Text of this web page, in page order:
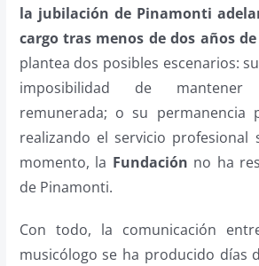
la jubilación de Pinamonti
cargo tras menos de dos años
plantea dos posibles escenarios:
imposibilidad de
remunerada; o su permanencia
realizando el servicio profesional
momento, la Fundación no ha
de Pinamonti.
Con todo, la comunicación
musicólogo se ha producido días